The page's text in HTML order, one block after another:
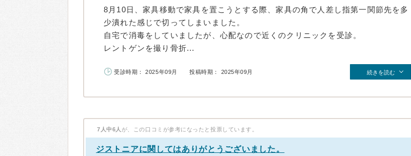
8月10日、家具移動で家具を置こうとする際、家具の角で人差し指第一関節先を多
少潰れた感じで切ってしまいました。
自宅で消毒をしていましたが、心配なので近くのクリニックを受診。
レントゲンを撮り骨折...
受診時期： 2025年09月 投稿時期： 2025年09月 続きを読む
7人中6人 が、この口コミが参考になったと投票しています。
ジストニアに関してはありがとうございました。